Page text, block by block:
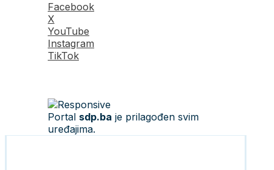
Facebook
X
YouTube
Instagram
TikTok
Portal sdp.ba je prilagođen svim
uređajima.